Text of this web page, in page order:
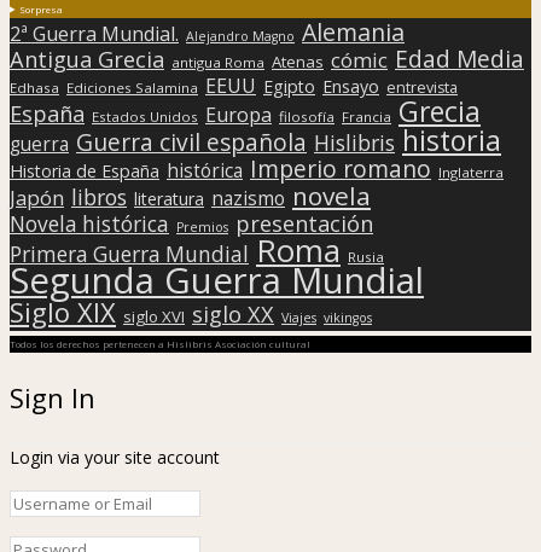
Sorpresa
2ª Guerra Mundial. Alejandro Magno Alemania
Antigua Grecia antigua Roma Atenas cómic Edad Media
Edhasa Ediciones Salamina EEUU Egipto Ensayo entrevista
España Estados Unidos Europa filosofía Francia Grecia
guerra Guerra civil española Hislibris historia
Historia de España histórica Imperio romano Inglaterra
Japón libros literatura nazismo novela
Novela histórica Premios presentación
Primera Guerra Mundial Roma Rusia
Segunda Guerra Mundial
Siglo XIX siglo XVI siglo XX Viajes vikingos
Todos los derechos pertenecen a Hislibris Asociación cultural
Sign In
Login via your site account